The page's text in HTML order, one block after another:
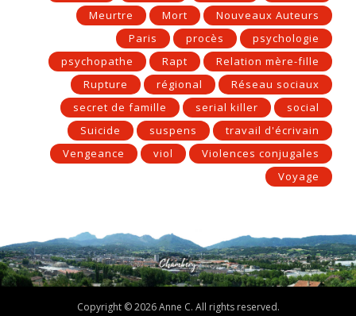
Meurtre
Mort
Nouveaux Auteurs
Paris
procès
psychologie
psychopathe
Rapt
Relation mère-fille
Rupture
régional
Réseau sociaux
secret de famille
serial killer
social
Suicide
suspens
travail d'écrivain
Vengeance
viol
Violences conjugales
Voyage
Copyright © 2026 Anne C. All rights reserved.